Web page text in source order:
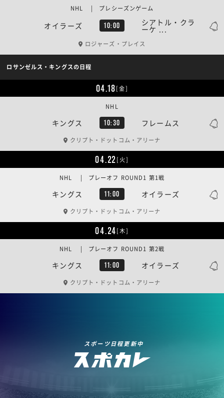
オイラーズ 10:00 シアトル・クラ
ーケ ...
NHL | プレシーズンゲーム
ロジャーズ・プレイス
ロサンゼルス・キングスの日程
04.18[金]
キングス 10:30 フレームス
NHL
クリプト・ドットコム・アリーナ
04.22[火]
キングス 11:00 オイラーズ
NHL | プレーオフ ROUND1 第1戦
クリプト・ドットコム・アリーナ
04.24[木]
キングス 11:00 オイラーズ
NHL | プレーオフ ROUND1 第2戦
クリプト・ドットコム・アリーナ
スポーツ日程更新中